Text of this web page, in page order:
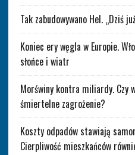
Tak zabudowywano Hel. „Dziś
Koniec ery węgla w Europie.
słońce i wiatr
Morświny kontra miliardy. Czy
śmiertelne zagrożenie?
Koszty odpadów stawiają
Cierpliwość mieszkańców